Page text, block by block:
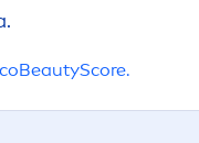
BeautyScore.